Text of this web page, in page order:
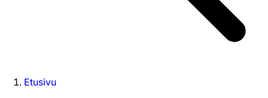
Etusivu